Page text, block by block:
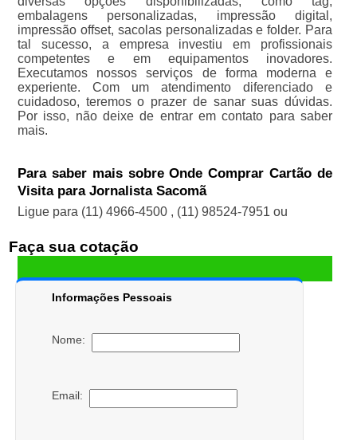
embalagens personalizadas, impressão digital,
impressão offset, sacolas personalizadas e folder. Para
tal sucesso, a empresa investiu em profissionais
competentes e em equipamentos inovadores.
Executamos nossos serviços de forma moderna e
experiente. Com um atendimento diferenciado e
cuidadoso, teremos o prazer de sanar suas dúvidas.
Por isso, não deixe de entrar em contato para saber
mais.
Para saber mais sobre Onde Comprar Cartão de
Visita para Jornalista Sacomã
Ligue para (11) 4966-4500 , (11) 98524-7951 ou
Faça sua cotação
Informações Pessoais
Nome:
Email: